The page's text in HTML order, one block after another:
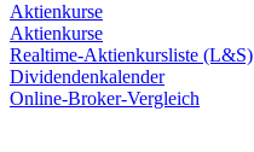
Aktienkurse
Aktienkurse
Realtime-Aktienkursliste (L&S)
Dividendenkalender
Online-Broker-Vergleich